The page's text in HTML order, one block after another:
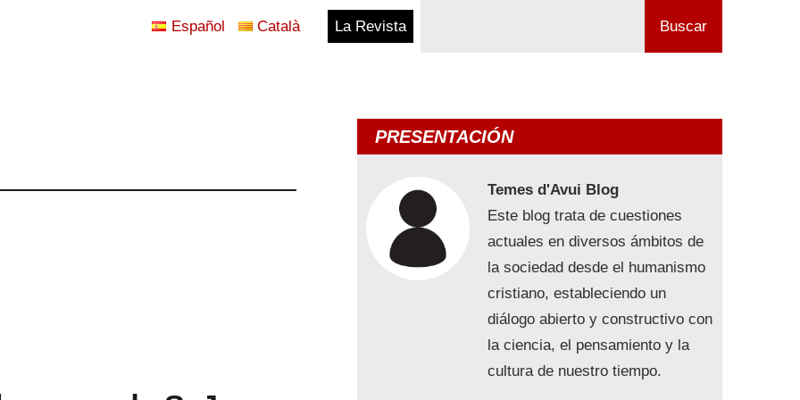
Buscar
Español Català La Revista
PRESENTACIÓN
Temes d'Avui Blog
Este blog trata de cuestiones
actuales en diversos ámbitos de
la sociedad desde el humanismo
cristiano, estableciendo un
diálogo abierto y constructivo con
la ciencia, el pensamiento y la
cultura de nuestro tiempo.